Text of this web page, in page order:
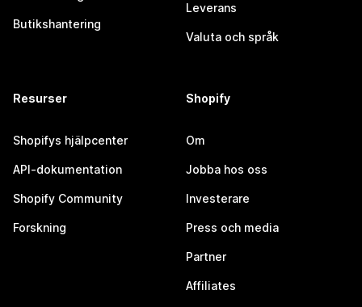
Butikshantering
Leverans
Valuta och språk
Resurser
Shopifys hjälpcenter
API-dokumentation
Shopify Community
Forskning
Shopify
Om
Jobba hos oss
Investerare
Press och media
Partner
Affiliates